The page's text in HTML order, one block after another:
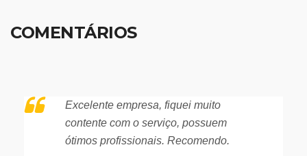
COMENTÁRIOS
Excelente empresa, fiquei muito
contente com o serviço, possuem
ótimos profissionais. Recomendo.